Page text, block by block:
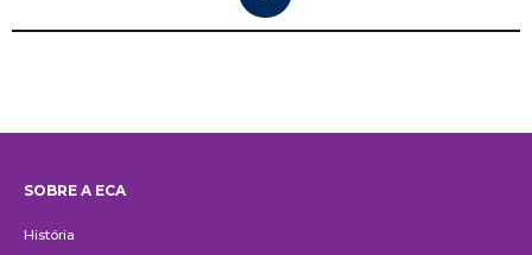
SOBRE A ECA
História